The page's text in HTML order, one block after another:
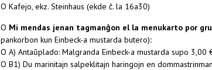
O Kafejo, ekz. Steinhaus (ekde ĉ. la 16a30)
O Mi mendas jenan tagmanĝon el la menukarto por
pankorbon kun Einbeck-a mustarda butero):
O A) Antaŭplado: Malgranda Einbeck-a mustarda supo 3,00
O B1) Du marinitajn salpeklitajn haringojn en